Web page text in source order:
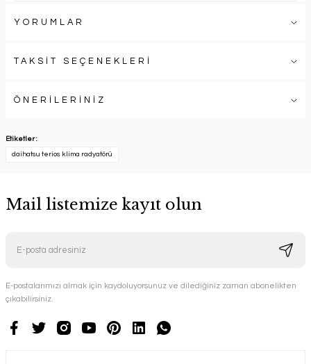
YORUMLAR
TAKSİT SEÇENEKLERİ
ÖNERİLERİNİZ
Etiketler :
daihatsu terios klima radyatörü
Mail listemize kayıt olun
E-postalarımızı almak için kaydoluyorsunuz ve dilediğiniz zaman abonelikten
çıkabilirsiniz.